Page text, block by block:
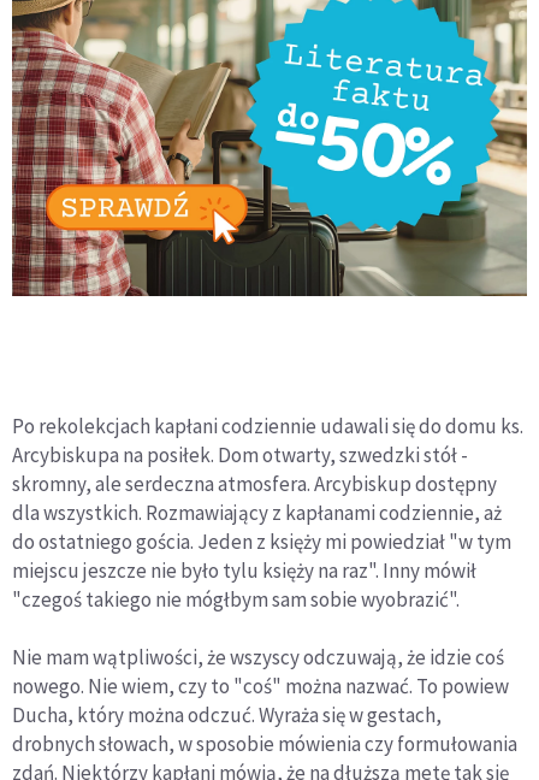
Po rekolekcjach kapłani codziennie udawali się do domu ks.
Arcybiskupa na posiłek. Dom otwarty, szwedzki stół -
skromny, ale serdeczna atmosfera. Arcybiskup dostępny
dla wszystkich. Rozmawiający z kapłanami codziennie, aż
do ostatniego gościa. Jeden z księży mi powiedział "w tym
miejscu jeszcze nie było tylu księży na raz". Inny mówił
"czegoś takiego nie mógłbym sam sobie wyobrazić".
Nie mam wątpliwości, że wszyscy odczuwają, że idzie coś
nowego. Nie wiem, czy to "coś" można nazwać. To powiew
Ducha, który można odczuć. Wyraża się w gestach,
drobnych słowach, w sposobie mówienia czy formułowania
zdań. Niektórzy kapłani mówią, że na dłuższą metę tak się